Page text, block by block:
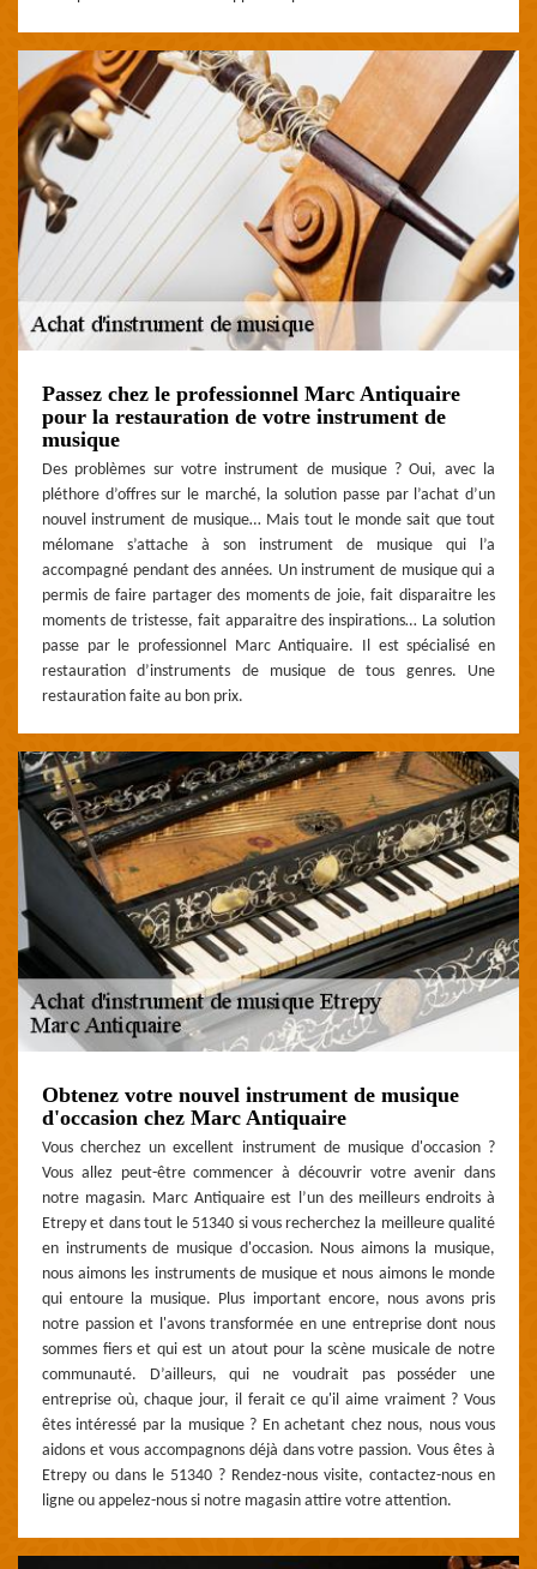
Passez chez le professionnel Marc Antiquaire
pour la restauration de votre instrument de
musique
Des problèmes sur votre instrument de musique ? Oui, avec la
pléthore d’offres sur le marché, la solution passe par l’achat d’un
nouvel instrument de musique… Mais tout le monde sait que tout
mélomane s’attache à son instrument de musique qui l’a
accompagné pendant des années. Un instrument de musique qui a
permis de faire partager des moments de joie, fait disparaitre les
moments de tristesse, fait apparaitre des inspirations… La solution
passe par le professionnel Marc Antiquaire. Il est spécialisé en
restauration d’instruments de musique de tous genres. Une
restauration faite au bon prix.
Obtenez votre nouvel instrument de musique
d'occasion chez Marc Antiquaire
Vous cherchez un excellent instrument de musique d'occasion ?
Vous allez peut-être commencer à découvrir votre avenir dans
notre magasin. Marc Antiquaire est l’un des meilleurs endroits à
Etrepy et dans tout le 51340 si vous recherchez la meilleure qualité
en instruments de musique d'occasion. Nous aimons la musique,
nous aimons les instruments de musique et nous aimons le monde
qui entoure la musique. Plus important encore, nous avons pris
notre passion et l'avons transformée en une entreprise dont nous
sommes fiers et qui est un atout pour la scène musicale de notre
communauté. D’ailleurs, qui ne voudrait pas posséder une
entreprise où, chaque jour, il ferait ce qu'il aime vraiment ? Vous
êtes intéressé par la musique ? En achetant chez nous, nous vous
aidons et vous accompagnons déjà dans votre passion. Vous êtes à
Etrepy ou dans le 51340 ? Rendez-nous visite, contactez-nous en
ligne ou appelez-nous si notre magasin attire votre attention.